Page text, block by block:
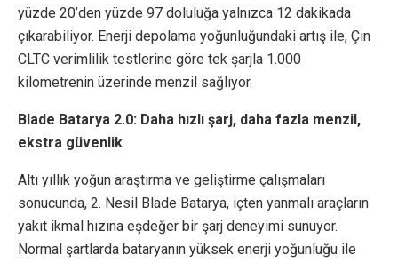
yüzde 20’den yüzde 97 doluluğa yalnızca 12 dakikada
çıkarabiliyor. Enerji depolama yoğunluğundaki artış ile, Çin
CLTC verimlilik testlerine göre tek şarjla 1.000
kilometrenin üzerinde menzil sağlıyor.
Blade Batarya 2.0: Daha hızlı şarj, daha fazla menzil,
ekstra güvenlik
Altı yıllık yoğun araştırma ve geliştirme çalışmaları
sonucunda, 2. Nesil Blade Batarya, içten yanmalı araçların
yakıt ikmal hızına eşdeğer bir şarj deneyimi sunuyor.
Normal şartlarda bataryanın yüksek enerji yoğunluğu ile